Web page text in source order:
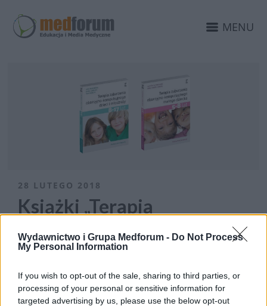
Wydawnictwo i Grupa Medforum - Do Not Process
My Personal Information
If you wish to opt-out of the sale, sharing to third parties, or
processing of your personal or sensitive information for
targeted advertising by us, please use the below opt-out
MENU
28 LUTEGO 2018
Książki „Terapia
kompulsyjnego” pod
patronatem
EdukacjaMedyczna.pl